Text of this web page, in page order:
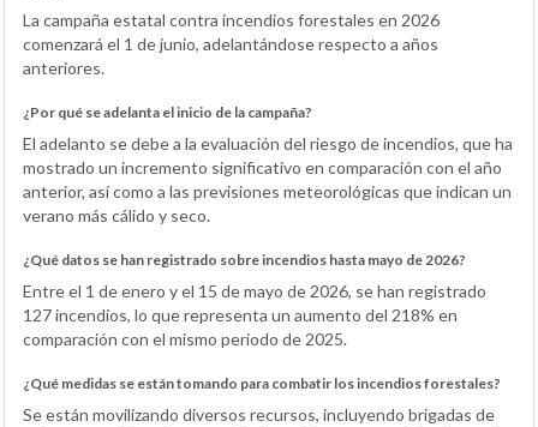
La campaña estatal contra incendios forestales en 2026
comenzará el 1 de junio, adelantándose respecto a años
anteriores.
¿Por qué se adelanta el inicio de la campaña?
El adelanto se debe a la evaluación del riesgo de incendios, que ha
mostrado un incremento significativo en comparación con el año
anterior, así como a las previsiones meteorológicas que indican un
verano más cálido y seco.
¿Qué datos se han registrado sobre incendios hasta mayo de 2026?
Entre el 1 de enero y el 15 de mayo de 2026, se han registrado
127 incendios, lo que representa un aumento del 218% en
comparación con el mismo periodo de 2025.
¿Qué medidas se están tomando para combatir los incendios forestales?
Se están movilizando diversos recursos, incluyendo brigadas de